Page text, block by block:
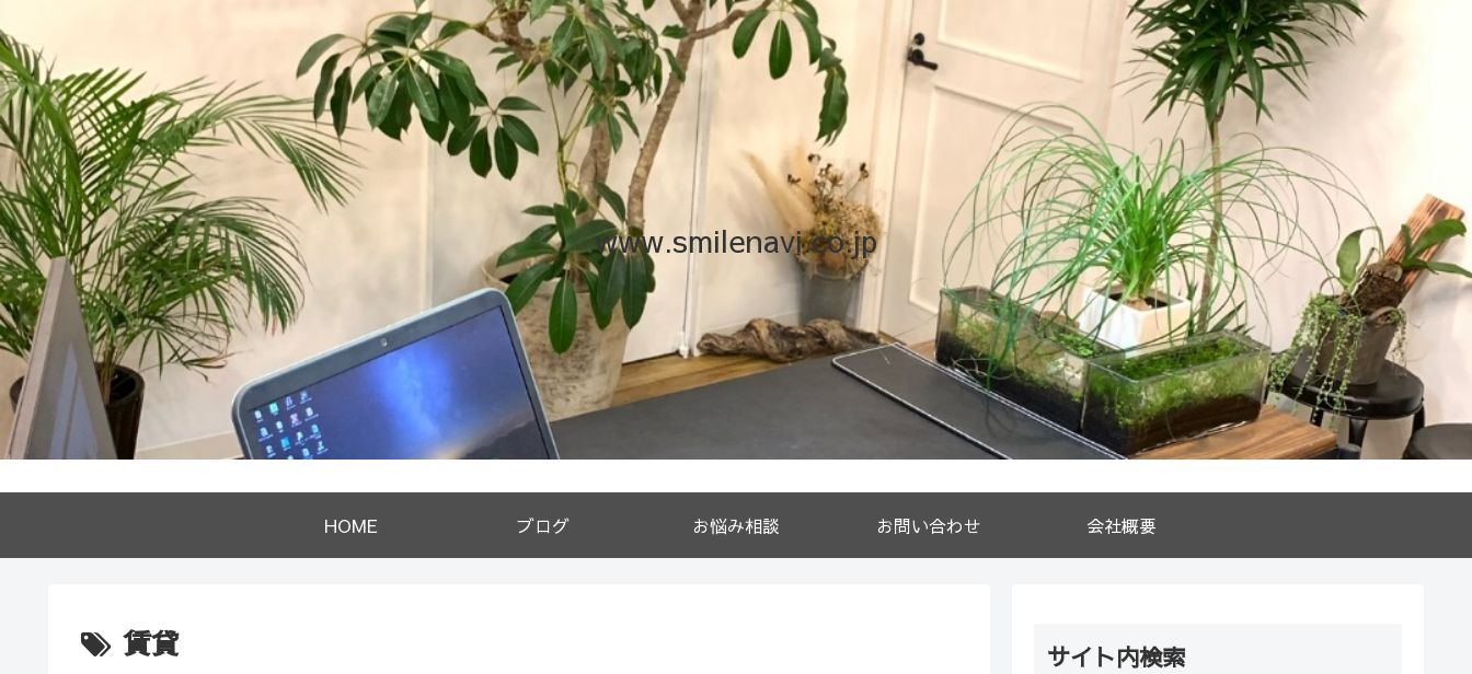
www.smilenavi.co.jp
HOME ブログ お悩み相談 お問い合わせ 会社概要
賃貸 サイト内検索